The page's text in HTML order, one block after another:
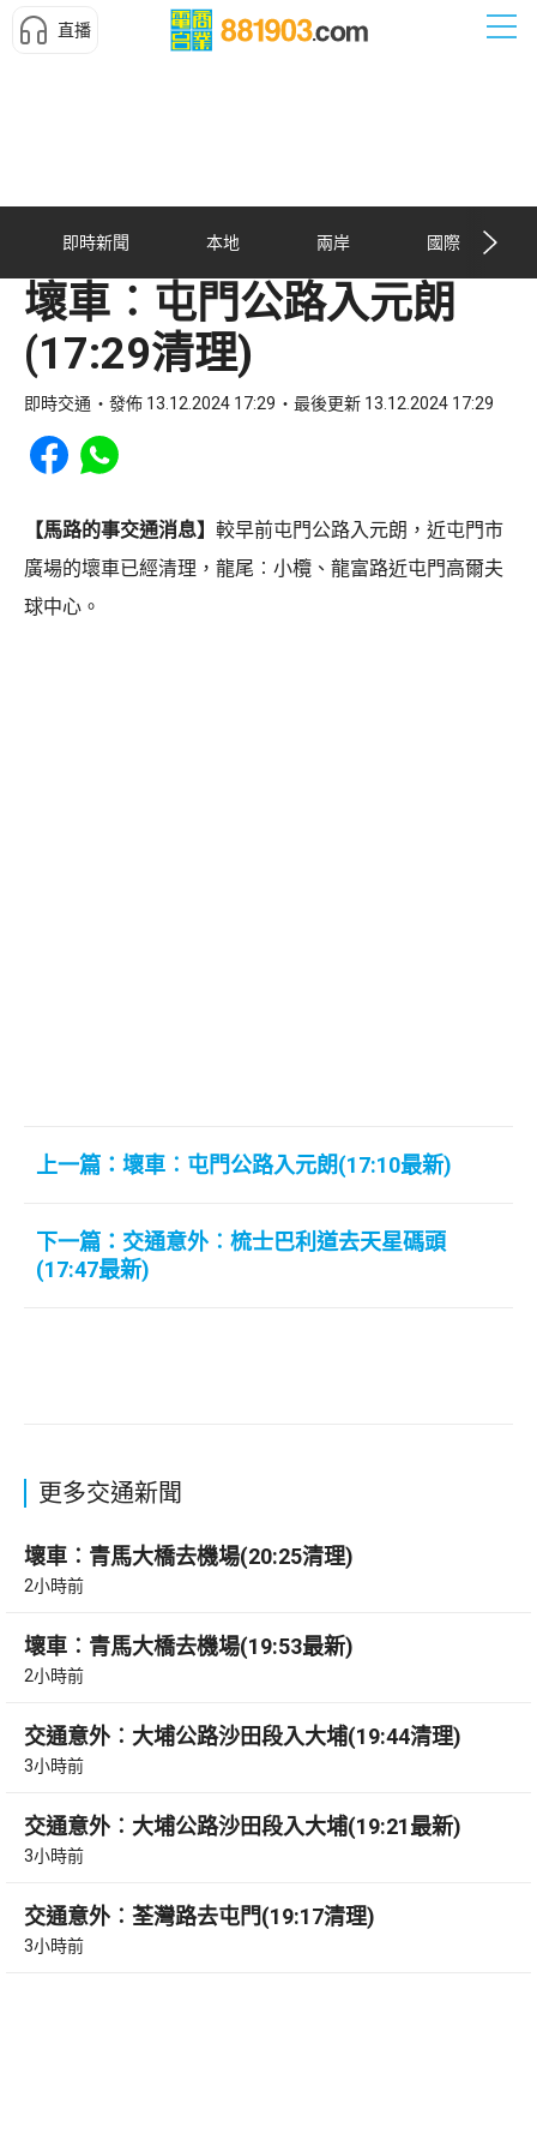
直播
即時新聞 本地 兩岸 國際
壞車︰屯門公路入元朗
(17:29清理)
即時交通 發佈 13.12.2024 17:29 最後更新 13.12.2024 17:29
Share to Facebook
Share to WhatsApp
【馬路的事交通消息】 較早前屯門公路入元朗，近屯門市
廣場的壞車已經清理，龍尾︰小欖、龍富路近屯門高爾夫
球中心。
上一篇：壞車︰屯門公路入元朗(17:10最新)
下一篇：交通意外︰梳士巴利道去天星碼頭
(17:47最新)
更多交通新聞
壞車︰青馬大橋去機場(20:25清理)
2小時前
壞車︰青馬大橋去機場(19:53最新)
2小時前
交通意外︰大埔公路沙田段入大埔(19:44清理)
3小時前
交通意外︰大埔公路沙田段入大埔(19:21最新)
3小時前
交通意外︰荃灣路去屯門(19:17清理)
3小時前